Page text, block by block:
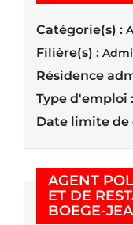
Catégorie(s) : A
Filière(s) :
Résidence
Type d'emploi :
Date limite de
AGENT
ET DE
BOEGE-